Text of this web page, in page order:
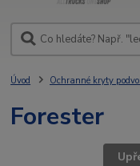
Úvod Ochranné kryty
Forester